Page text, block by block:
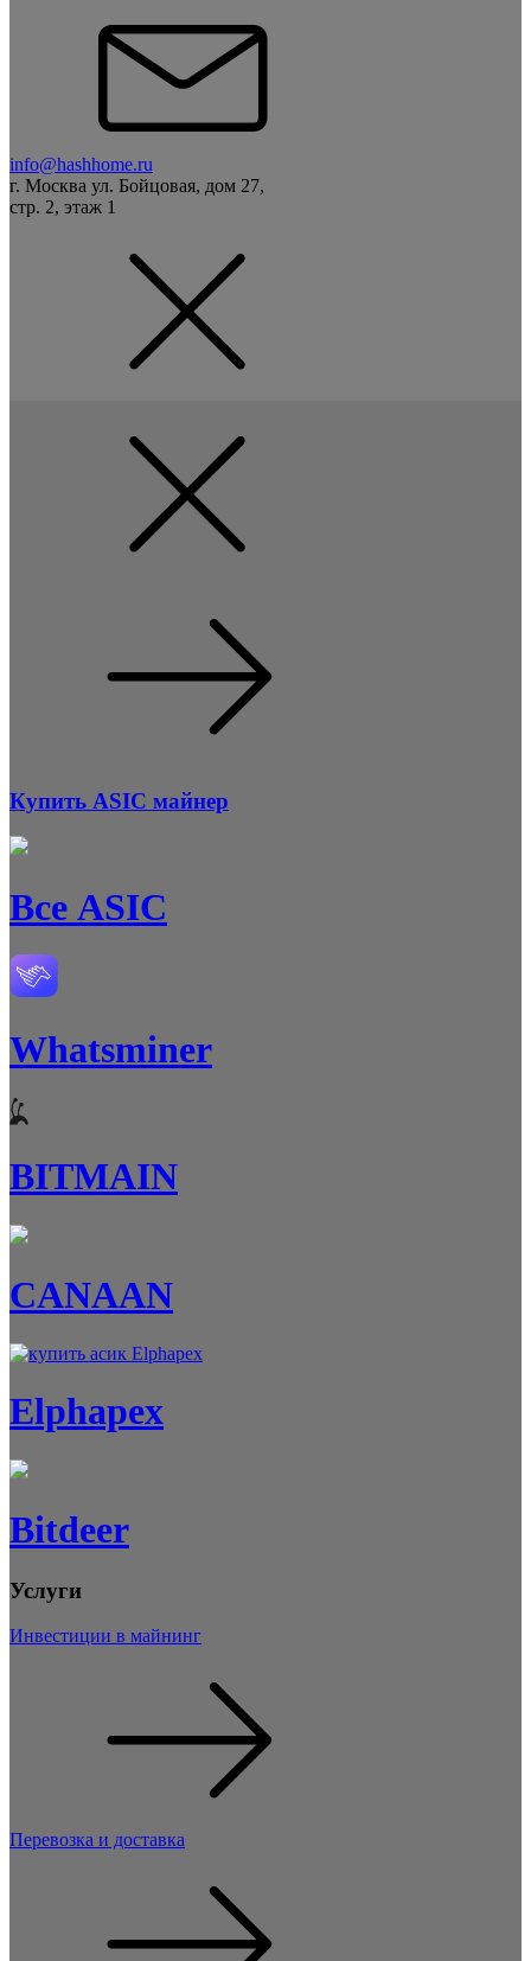
info@hashhome.ru
г. Москва ул. Бойцовая, дом 27,
стр. 2, этаж 1
Купить ASIC майнер
Все ASIC
Whatsminer
BITMAIN
CANAAN
Elphapex
Bitdeer
Услуги
Инвестиции в майнинг
Перевозка и доставка